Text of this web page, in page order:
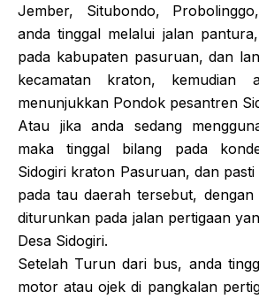
Jember, Situbondo,
anda tinggal melalui jalan
pada kabupaten pasuruan, dan
kecamatan kraton, kemudian
menunjukkan Pondok pesantren
Atau jika anda sedang
maka tinggal bilang pada
Sidogiri kraton Pasuruan, dan
pada tau daerah tersebut,
diturunkan pada jalan pertigaan
Desa Sidogiri.
Setelah Turun dari bus, anda
motor atau ojek di pangkalan